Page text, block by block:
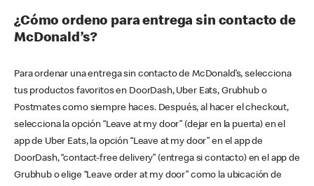
¿Cómo ordeno para entrega sin contacto de
McDonald’s?
Para ordenar una entrega sin contacto de McDonald’s, selecciona
tus productos favoritos en DoorDash, Uber Eats, Grubhub o
Postmates como siempre haces. Después, al hacer el checkout,
selecciona la opción “Leave at my door” (dejar en la puerta) en el
app de Uber Eats, la opción “Leave at my door” en el app de
DoorDash, “contact-free delivery” (entrega si contacto) en el app de
Grubhub o elige “Leave order at my door” como la ubicación de